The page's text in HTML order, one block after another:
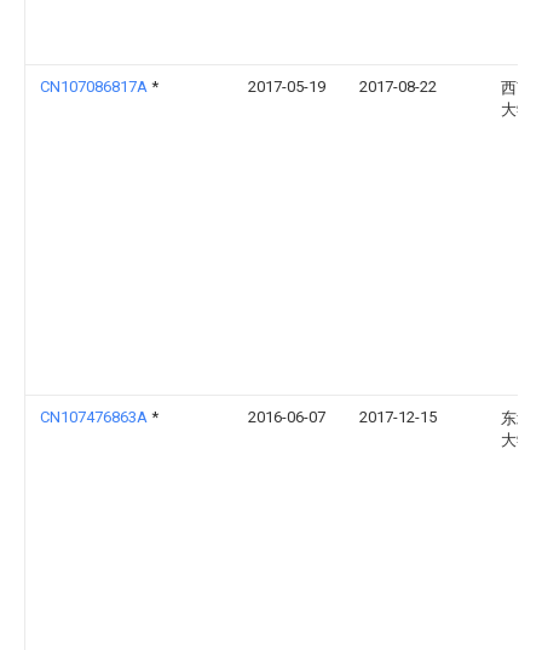
CN107086817A * 2017-05-19 2017-08-22
西南
大学
CN107476863A * 2016-06-07 2017-12-15
东北
大学